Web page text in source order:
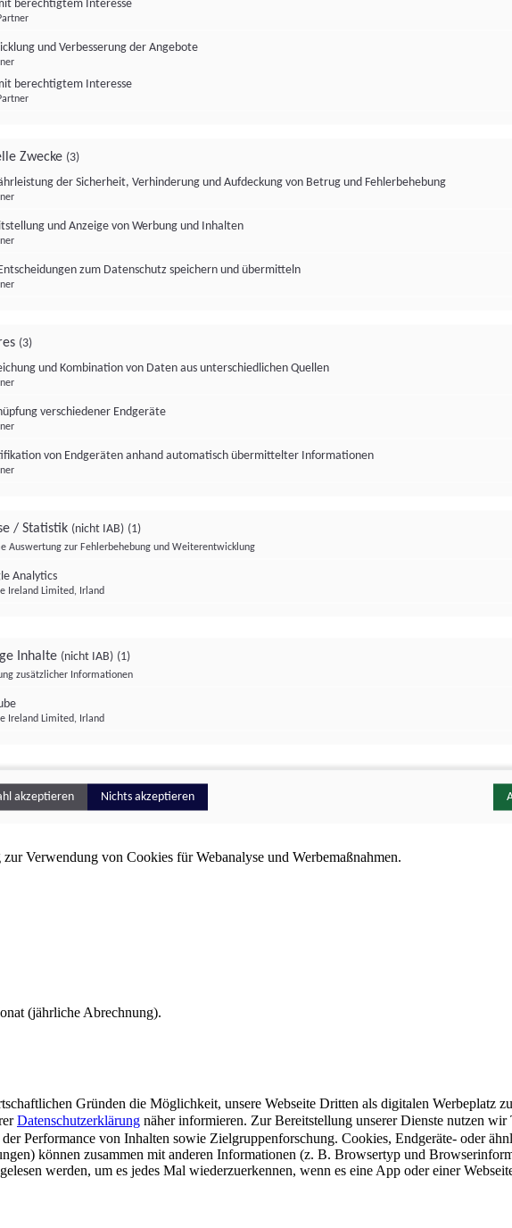
Verwendung von Cookies für Webanalyse und Werbemaßnahmen.
(jährliche Abrechnung).
Gründen die Möglichkeit, unsere Webseite Dritten als digitalen Werbeplatz
Datenschutzerklärung näher informieren. Zur Bereitstellung unserer Dienste nutzen wir
Performance von Inhalten sowie Zielgruppenforschung. Cookies, Endgeräte- oder
können zusammen mit anderen Informationen (z. B. Browsertyp und
werden, um es jedes Mal wiederzuerkennen, wenn es eine App oder einer
berechtigtem Interesse
und Verbesserung der Angebote
berechtigtem Interesse
Zwecke (3)
der Sicherheit, Verhinderung und Aufdeckung von Betrug und Fehlerbehebung
und Anzeige von Werbung und Inhalten
zum Datenschutz speichern und übermitteln
(3)
und Kombination von Daten aus unterschiedlichen Quellen
verschiedener Endgeräte
von Endgeräten anhand automatisch übermittelter Informationen
/ Statistik (nicht IAB) (1)
Auswertung zur Fehlerbehebung und Weiterentwicklung
Analytics
Ireland Limited, Irland
Inhalte (nicht IAB) (1)
zusätzlicher Informationen
Ireland Limited, Irland
akzeptieren Nichts akzeptieren